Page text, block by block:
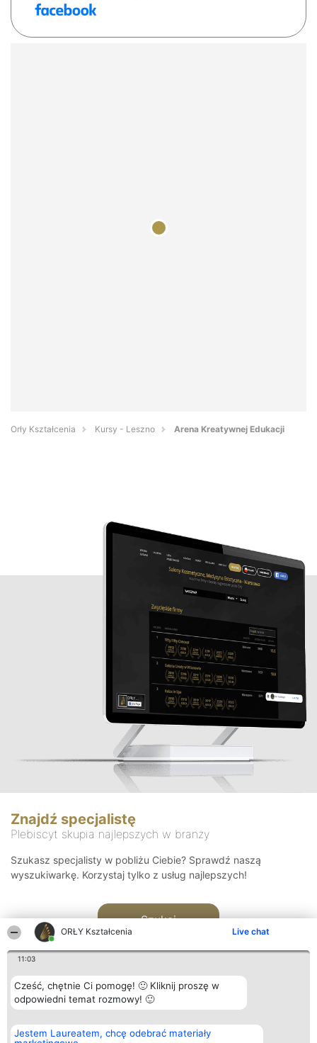
ORŁY Kształcenia Live chat
11:03
Cześć, chętnie Ci pomogę! 🙂 Kliknij proszę w
odpowiedni temat rozmowy! 🙂
Jestem Laureatem, chcę odebrać materiały
Orły Kształcenia Kursy - Leszno Arena Kreatywnej Edukacji
Znajdź specjalistę
Plebiscyt skupia najlepszych w branży
Szukasz specjalisty w pobliżu Ciebie? Sprawdź naszą
wyszukiwarkę. Korzystaj tylko z usług najlepszych!
Szukaj
Organizator plebiscytu
Bright Side Solutions sp. z o.
Plebiscyt
Laureaci
Kontakt
Kontakt